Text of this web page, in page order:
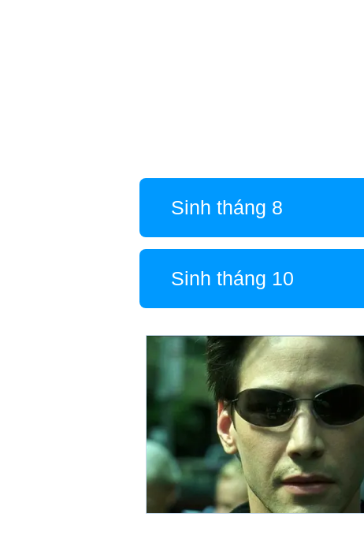
Sinh tháng 8
Sinh tháng 10